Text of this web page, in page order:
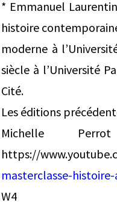
* Emmanuel
histoire
moderne à
siècle à l’Université
Cité.
Les éditions
Michelle
https://
masterclasse-
W4